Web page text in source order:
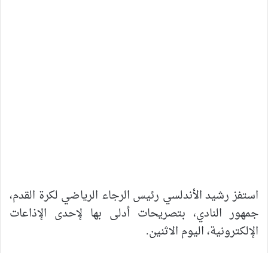
استفز رشيد الأندلسي رئيس الرجاء الرياضي لكرة القدم،
جمهور النادي، بتصريحات أدلى بها لإحدى الإذاعات
الإلكترونية، اليوم الاثنين.